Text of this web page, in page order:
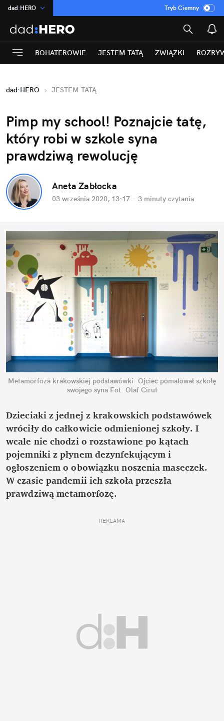
dad:HERO
:Temat
INN:Poland
ASZ:dziennik
Rozrywka
Tryb Ciemny
BOHATEROWIE JESTEM TATĄ ZWIĄZKI
dad:HERO JESTEM TATĄ
Pimp my school! Poznajcie tatę,
który robi w szkole syna
prawdziwą rewolucję
Aneta Zabłocka
03 września 2020, 13:17 · 3 minuty czytania
Metamorfoza krakowskiej podstawówki. Ojciec pomalował szkołę
swojego syna Fot. Olaf Cirut
Dzieciaki z jednej z krakowskich podstawówek
wróciły do całkowicie odmienionej szkoły. I
wcale nie chodzi o rozstawione po kątach
pojemniki z płynem dezynfekującym i
ogłoszeniem o obowiązku noszenia maseczek.
W czasie pandemii ich szkoła przeszła
prawdziwą metamorfozę.
REKLAMA